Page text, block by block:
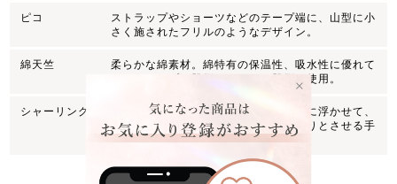
ピコ
ストラップやショーツなどのテープ端に、山型に小
さく施されたフリルのようなデザイン。
綿天竺
柔らかな綿素材。綿特有の保温性、吸水性に優れて
いる。カップの肌側や、マチの肌側に使用。
シャーリング
レースの柄と柄を繋ぐ糸を編みこまずに浮かせて、
カットすることで透け感や柄をすっきりとさせる手
法。